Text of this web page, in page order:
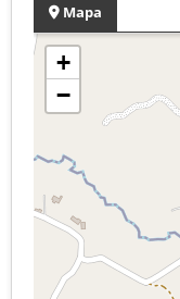
Mapa
+
−